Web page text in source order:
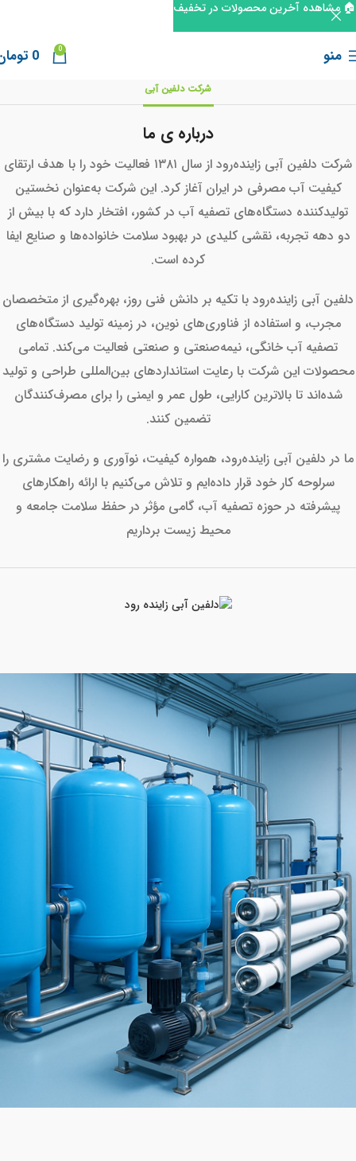
منو 0
0
شرکت دلفین آبی
درباره ی ما
شرکت دلفین آبی زاینده‌رود از سال ۱۳۸۱ فعالیت خود را با هدف ارتقای
کیفیت آب مصرفی در ایران آغاز کرد. این شرکت به‌عنوان نخستین
تولیدکننده دستگاه‌های تصفیه آب در کشور، افتخار دارد که با بیش از
دو دهه تجربه، نقشی کلیدی در بهبود سلامت خانواده‌ها و صنایع ایفا
کرده است.
دلفین آبی زاینده‌رود با تکیه بر دانش فنی روز، بهره‌گیری از متخصصان
مجرب، و استفاده از فناوری‌های نوین، در زمینه تولید دستگاه‌های
تصفیه آب خانگی، نیمه‌صنعتی و صنعتی فعالیت می‌کند. تمامی
محصولات این شرکت با رعایت استانداردهای بین‌المللی طراحی و تولید
شده‌اند تا بالاترین کارایی، طول عمر و ایمنی را برای مصرف‌کنندگان
تضمین کنند.
ما در دلفین آبی زاینده‌رود، همواره کیفیت، نوآوری و رضایت مشتری را
سرلوحه کار خود قرار داده‌ایم و تلاش می‌کنیم با ارائه راهکارهای
پیشرفته در حوزه تصفیه آب، گامی مؤثر در حفظ سلامت جامعه و
محیط زیست برداریم
🏠 مشاهده آخرین محصولات در تخفیف